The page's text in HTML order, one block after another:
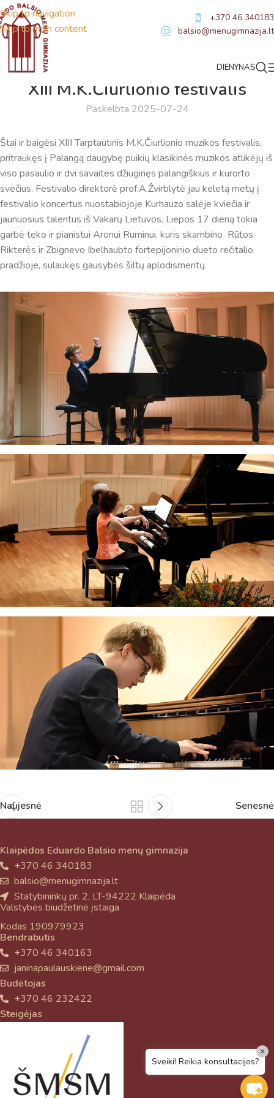
Skip to navigation
Skip to main content
+370 46 340183
balsio@menugimnazija.lt
DIENYNAS
XIII M.K.Čiurlionio festivalis
Paskelbta 2025-07-24
Štai ir baigėsi XIII Tarptautinis M.K.Čiurlionio muzikos festivalis,
pritraukęs į Palangą daugybę puikių klasikinės muzikos atlikėjų iš
viso pasaulio ir dvi savaites džiuginęs palangiškius ir kurorto
svečius. Festivalio direktorė prof.A.Žvirblytė jau keletą metų į
festivalio koncertus nuostabiojoje Kurhauzo salėje kviečia ir
jaunuosius talentus iš Vakarų Lietuvos. Liepos 17 dieną tokia
garbė teko ir pianistui Aronui Ruminui, kuris skambino Rūtos
Rikterės ir Zbignevo Ibelhaubto fortepijoninio dueto rečitalio
pradžioje, sulaukęs gausybės šiltų aplodismentų.
Naujesnė Senesnė
Klaipėdos Eduardo Balsio menų gimnazija
+370 46 340183
balsio@menugimnazija.lt
Statybininkų pr. 2, LT-94222 Klaipėda
Valstybės biudžetinė įstaiga
Kodas 190979923
Bendrabutis
+370 46 340163
janinapaulauskiene@gmail.com
Budėtojas
+370 46 232422
Steigėjas
Virtualus asistentas E. Balsio gimnazijos DI
suteikia man galimybę ne tik analizuoti Jūsų klausimą, bet
dar tobulai atsimenu visą šioje svetainėje pateiktą
informaciją. Jei visgi man pritrūks išmanumo - pateiksiu
Jums reikiamus kontaktus, kur galėsite pasiklausti
atsakingo specialisto.
Taigi... kuo galėčiau Jums padėti?
Sveiki! Reikia konsultacijos?
×